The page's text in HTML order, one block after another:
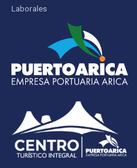
Laborales